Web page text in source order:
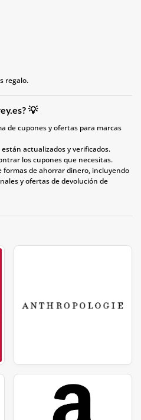
regalo.
💡
de cupones y ofertas para marcas
actualizados y verificados.
los cupones que necesitas.
formas de ahorrar dinero, incluyendo
y ofertas de devolución de